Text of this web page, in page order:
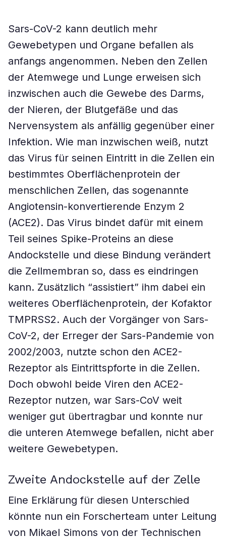
Sars-CoV-2 kann deutlich mehr
Gewebetypen und Organe befallen als
anfangs angenommen. Neben den Zellen
der Atemwege und Lunge erweisen sich
inzwischen auch die Gewebe des Darms,
der Nieren, der Blutgefäße und das
Nervensystem als anfällig gegenüber einer
Infektion. Wie man inzwischen weiß, nutzt
das Virus für seinen Eintritt in die Zellen ein
bestimmtes Oberflächenprotein der
menschlichen Zellen, das sogenannte
Angiotensin-konvertierende Enzym 2
(ACE2). Das Virus bindet dafür mit einem
Teil seines Spike-Proteins an diese
Andockstelle und diese Bindung verändert
die Zellmembran so, dass es eindringen
kann. Zusätzlich “assistiert” ihm dabei ein
weiteres Oberflächenprotein, der Kofaktor
TMPRSS2. Auch der Vorgänger von Sars-
CoV-2, der Erreger der Sars-Pandemie von
2002/2003, nutzte schon den ACE2-
Rezeptor als Eintrittspforte in die Zellen.
Doch obwohl beide Viren den ACE2-
Rezeptor nutzen, war Sars-CoV weit
weniger gut übertragbar und konnte nur
die unteren Atemwege befallen, nicht aber
weitere Gewebetypen.
Zweite Andockstelle auf der Zelle
Eine Erklärung für diesen Unterschied
könnte nun ein Forscherteam unter Leitung
von Mikael Simons von der Technischen